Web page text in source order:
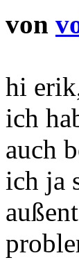
von
hi
ich
auch
ich ja